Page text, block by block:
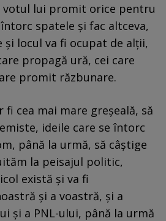
votul lui promit orice pentru
spatele şi fac altceva,
şi locul va fi ocupat de alţii,
propagă ură, cei care
promit răzbunare.
fi cea mai mare greşeală, să
ideile care se întorc
până la urmă, să câştige
la peisajul politic,
există şi va fi
şi a voastră, şi a
şi a PNL-ului, până la urmă